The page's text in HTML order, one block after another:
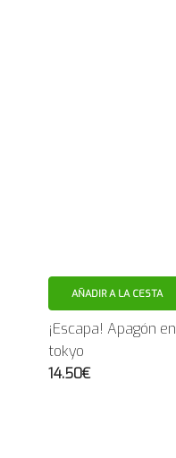
AÑADIR A LA CESTA
¡Escapa! Apagón en
tokyo
14.50€